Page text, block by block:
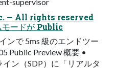
supervisor
— All rights reserved
ードが Public
ンで 5ms 級のエンドツー
Public Preview 概要 •
ン（SDP）に「リアルタ